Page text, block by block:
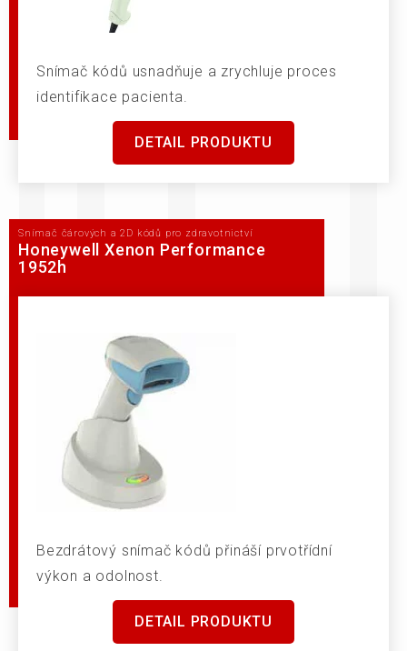
Snímač kódů usnadňuje a zrychluje proces
identifikace pacienta.
DETAIL PRODUKTU
Snímač čárových a 2D kódů pro zdravotnictví
Honeywell Xenon Performance
1952h
Bezdrátový snímač kódů přináší prvotřídní
výkon a odolnost.
DETAIL PRODUKTU